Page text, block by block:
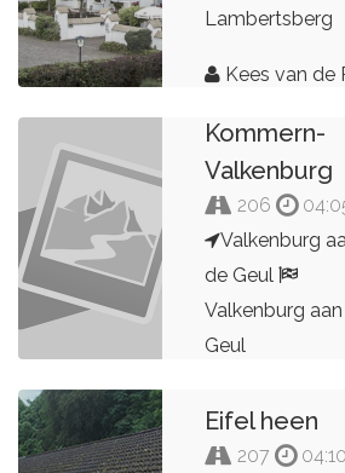
Lambertsberg
Kees van de
Kommern-
Valkenburg
206
Valkenburg
de Geul
Valkenburg
Geul
Eifel heen
207
04:10